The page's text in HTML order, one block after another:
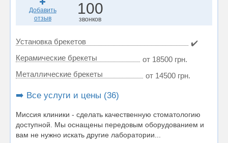
Добавить
отзыв
100
звонков
Установка брекетов
✔️
Керамические брекеты
от 18500 грн.
Металлические брекеты
от 14500 грн.
➡️ Все услуги и цены (36)
Миссия клиники - сделать качественную стоматологию
доступной. Мы оснащены передовым оборудованием и
вам не нужно искать другие лаборатории...